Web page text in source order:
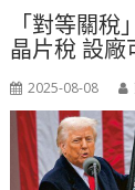
「對等關
晶片稅 設廠
2025-08-08